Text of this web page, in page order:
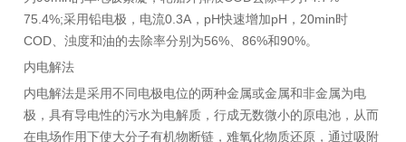
75.4%;采用铅电极，电流0.3A，pH快速增加pH，20min时
COD、浊度和油的去除率分别为56%、86%和90%。
内电解法
内电解法是采用不同电极电位的两种金属或金属和非金属为电
极，具有导电性的污水为电解质，行成无数微小的原电池，从而
在电场作用下使大分子有机物断链，难氧化物质还原，通过吸附